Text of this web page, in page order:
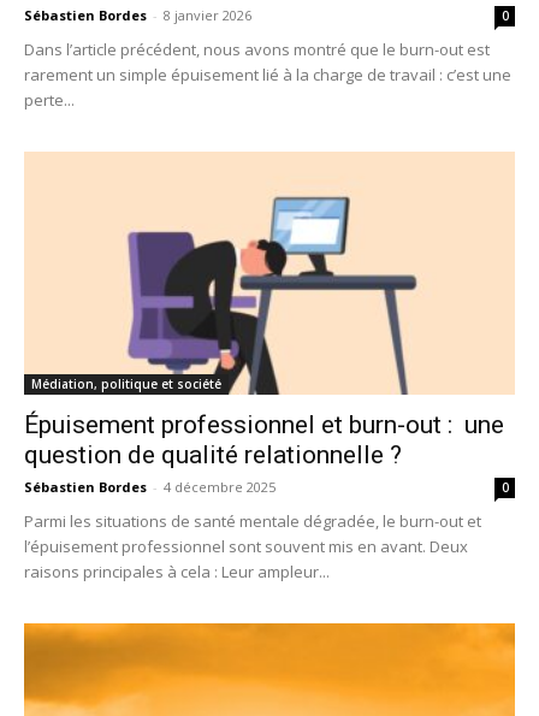
Sébastien Bordes - 8 janvier 2026 0
Dans l’article précédent, nous avons montré que le burn-out est
rarement un simple épuisement lié à la charge de travail : c’est une
perte...
Médiation, politique et société
Épuisement professionnel et burn-out : une
question de qualité relationnelle ?
Sébastien Bordes - 4 décembre 2025 0
Parmi les situations de santé mentale dégradée, le burn-out et
l’épuisement professionnel sont souvent mis en avant. Deux
raisons principales à cela : Leur ampleur...